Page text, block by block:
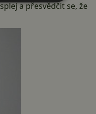
a přesvědčit se, že